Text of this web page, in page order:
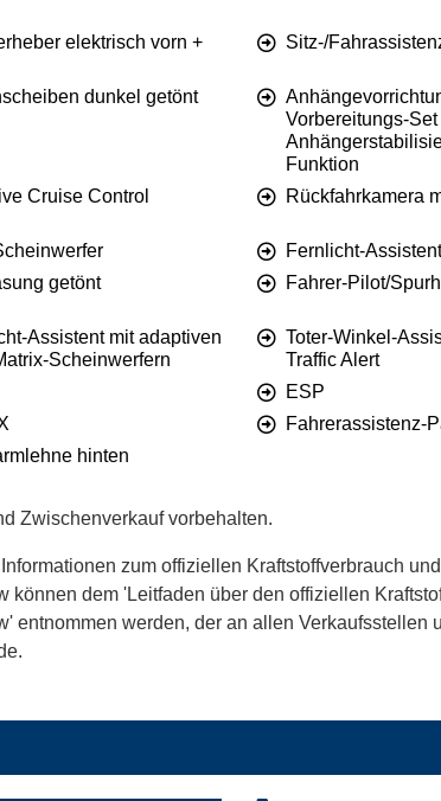
elektrisch vorn +
Sitz-/
dunkel getönt
Vorbereitungs-Set
Funktion
Cruise Control Rückfahrkamera
Fernlicht-Assistent
getönt
Fahrer-Pilot/
Assistent mit adaptiven
Scheinwerfern
Toter-Winkel-
Traffic Alert
ESP
Fahrerassistenz-
hinten
Zwischenverkauf vorbehalten.
zum offiziellen Kraftstoffverbrauch
können dem 'Leitfaden über den offiziellen
entnommen werden, der an allen